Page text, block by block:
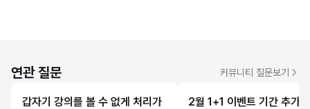
연관 질문 커뮤니티 질문보기
갑자기 강의를 볼 수 없게 처리가
2월 1+1 이벤트 기간 추가